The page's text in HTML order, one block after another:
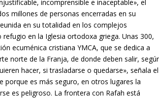
incomprensible e inaceptable», el
millones de personas encerradas en su
en su totalidad en los complejos
en la Iglesia ortodoxa griega. Unas 300,
ecuménica cristiana YMCA, que se dedica a
norte de la Franja, de donde deben salir,
hacer, si trasladarse o quedarse», señala el
porque es más seguro, en otros lugares la
es peligroso. La frontera con Rafah está